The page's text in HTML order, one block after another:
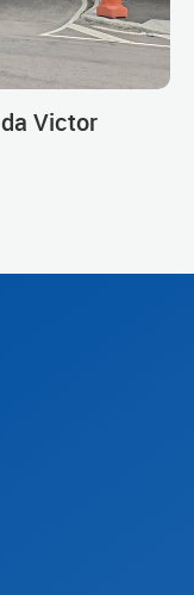
Victor